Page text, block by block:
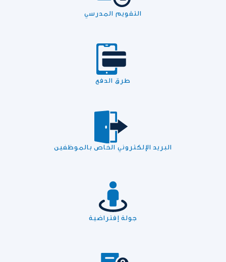
التقويم المدرسي
طرق الدفع
البريد الإلكتروني الخاص بالموظفين
جولة إفتراضية